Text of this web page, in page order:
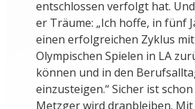
entschlossen verfolgt hat.
er Träume: „Ich hoffe, in fünf
einen erfolgreichen Zyklus
Olympischen Spielen in LA
können und in den
einzusteigen.“ Sicher ist
Metzger wird dranbleiben.